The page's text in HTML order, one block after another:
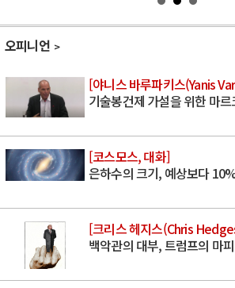
오피니언
[야니스 바루파키스(Yanis
기술봉건제 가설을 위한 마
[코스모스, 대화]
은하수의 크기, 예상보다
[크리스 헤지스(Chris
백악관의 대부, 트럼프의 마